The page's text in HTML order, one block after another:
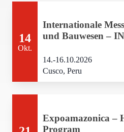
14
Okt.
Internationale
und Bauwesen –
14.-16.10.2026
Cusco, Peru
Expoamazonica –
Program